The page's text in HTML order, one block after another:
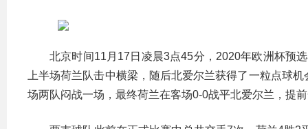
北京时间11月17日凌晨3点45分，2020年欧洲杯预
上半场荷兰队击中横梁，随后北爱尔兰获得了一粒点球
场两队闷战一场，最终荷兰在客场0-0战平北爱尔兰，提